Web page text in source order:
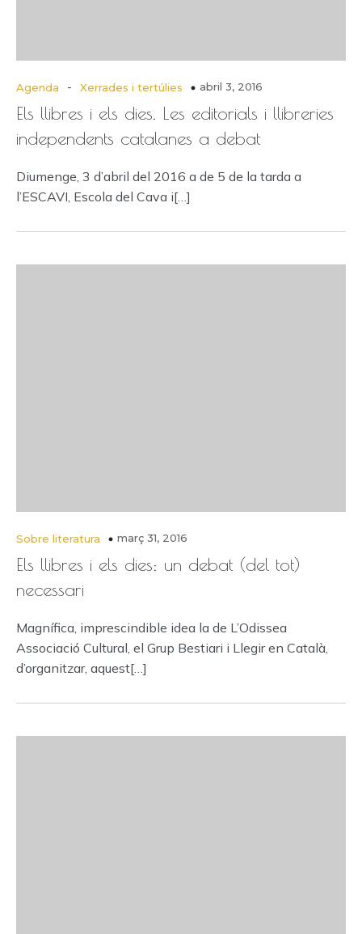
Agenda - Xerrades i tertúlies abril 3, 2016
Els llibres i els dies. Les editorials i llibreries
independents catalanes a debat
Diumenge, 3 d’abril del 2016 a de 5 de la tarda a
l’ESCAVI, Escola del Cava i[…]
Sobre literatura març 31, 2016
Els llibres i els dies: un debat (del tot)
necessari
Magnífica, imprescindible idea la de L’Odissea
Associació Cultural, el Grup Bestiari i Llegir en Català,
d’organitzar, aquest[…]